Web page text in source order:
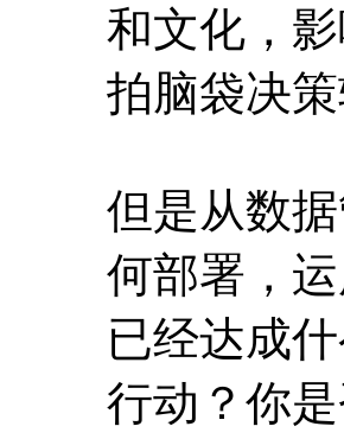
和文化，
拍脑袋决
但是从数
何部署，
已经达成
行动？你